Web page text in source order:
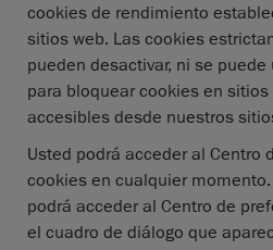
cookies de rendimiento
sitios web. Las cookies
pueden desactivar, ni se
para bloquear cookies en
accesibles desde nuestros
Usted podrá acceder al Centro
cookies en cualquier
podrá acceder al Centro de
el cuadro de diálogo que